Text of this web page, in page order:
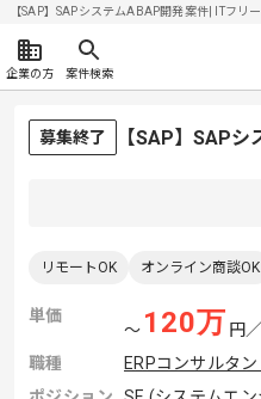
【SAP】SAPシステムABAP開発案件| ITフ
企業の方 案件検索
募集終了 【SAP】SAP
リモートOK オンライン商談OK
単価
〜 120万 円
職種
ERPコンサルタ